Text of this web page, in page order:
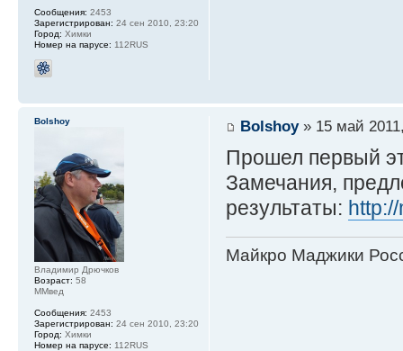
Сообщения: 2453
Зарегистрирован: 24 сен 2010, 23:20
Город: Химки
Номер на парусе: 112RUS
Bolshoy» 15 май
Прошел первый
Замечания,
результаты:
Майкро Маджики
Bolshoy
Владимир Дрючков
Возраст: 58
ММвед
Сообщения: 2453
Зарегистрирован: 24 сен 2010, 23:20
Город: Химки
Номер на парусе: 112RUS